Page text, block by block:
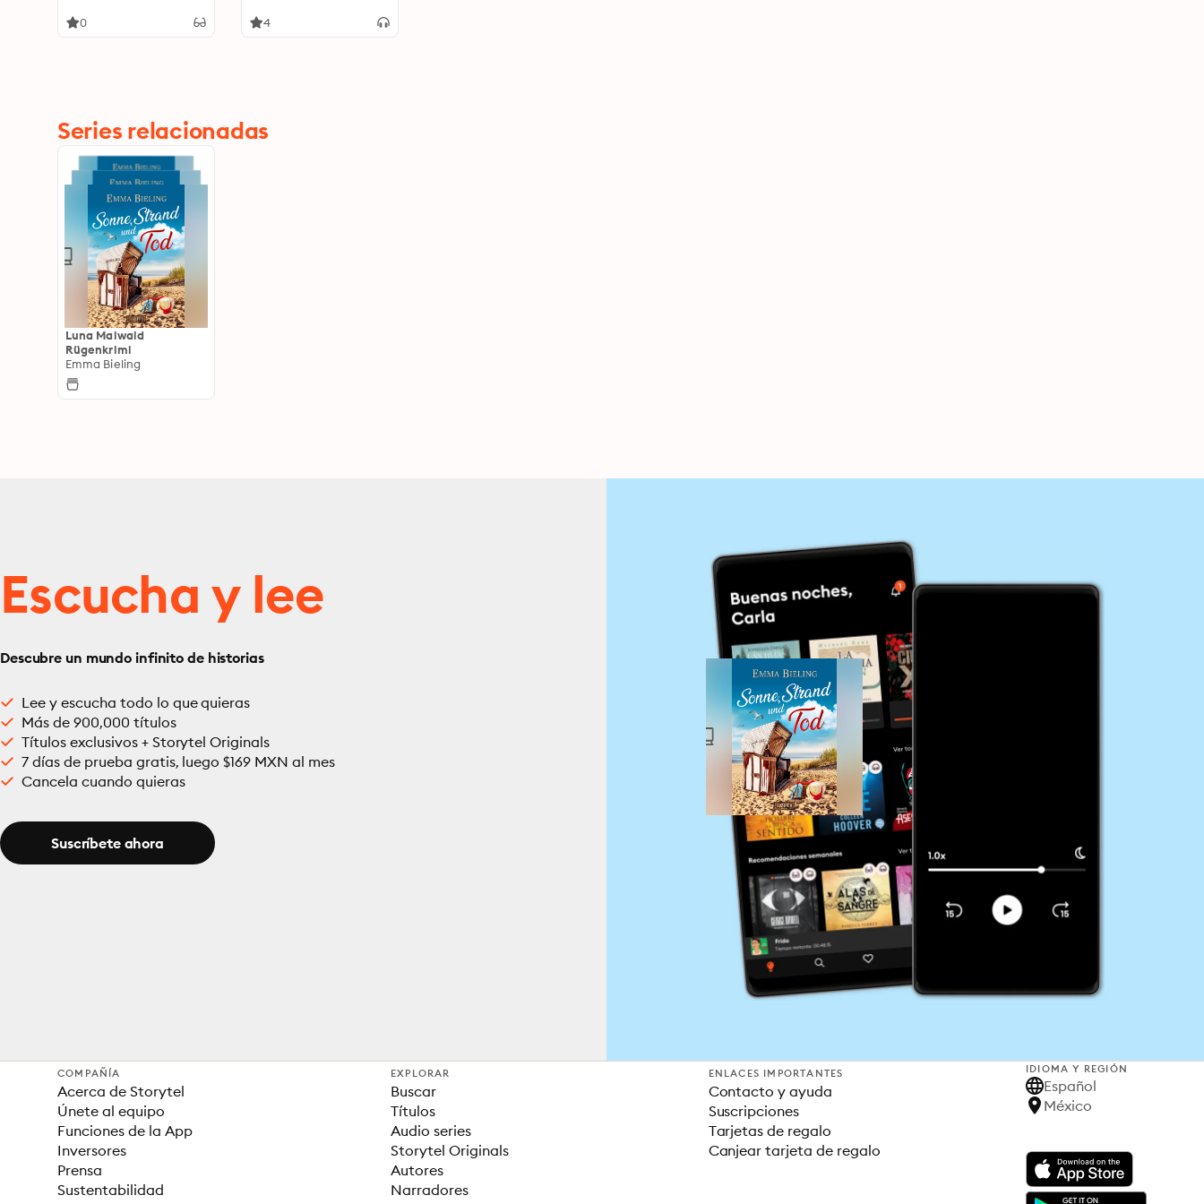
0 4
Series relacionadas
Luna Maiwald
Rügenkrimi
Emma Bieling
Escucha y lee
Descubre un mundo infinito de historias
Lee y escucha todo lo que quieras
Más de 900,000 títulos
Títulos exclusivos + Storytel Originals
7 días de prueba gratis, luego $169 MXN al mes
Cancela cuando quieras
Suscríbete ahora
COMPAÑÍA
Acerca de Storytel
Únete al equipo
Funciones de la App
Inversores
Prensa
Sustentabilidad
EXPLORAR
Buscar
Títulos
Audio series
Storytel Originals
Autores
Narradores
ENLACES IMPORTANTES
Contacto y ayuda
Suscripciones
Tarjetas de regalo
Canjear tarjeta de regalo
IDIOMA Y REGIÓN
Español
México